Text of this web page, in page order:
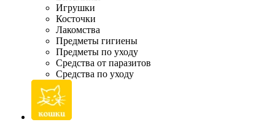
Игрушки
Косточки
Лакомства
Предметы гигиены
Предметы по уходу
Средства от паразитов
Средства по уходу